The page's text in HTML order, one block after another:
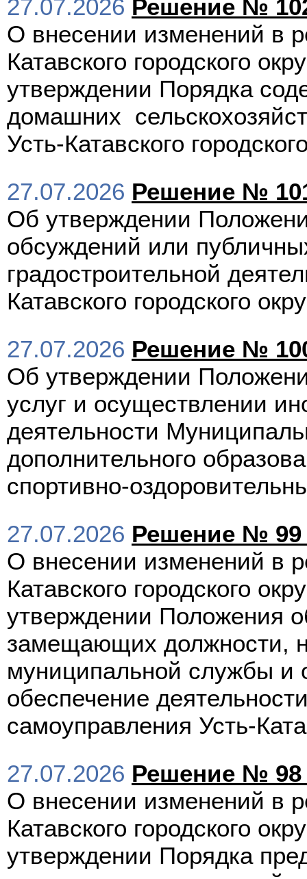
27.07.2026 Решение №
О внесении изменений в
Катавского городского
утверждении Порядка
домашних
Усть-Катавского
27.07.2026 Решение №
Об утверждении
обсуждений или
градостроительной
Катавского городского
27.07.2026 Решение №
Об утверждении
услуг и осуществлении
деятельности
дополнительного
спортивно-
27.07.2026 Решение № 99
О внесении изменений в
Катавского городского
утверждении Положения
замещающих должности,
муниципальной службы и
обеспечение
самоуправления Усть-
27.07.2026 Решение № 98
О внесении изменений в
Катавского городского
утверждении Порядка